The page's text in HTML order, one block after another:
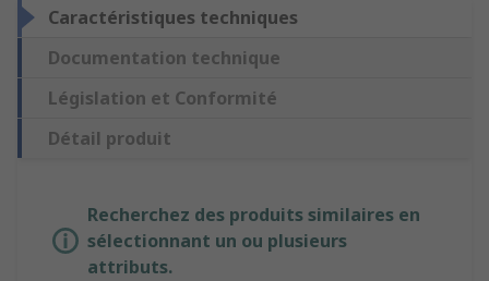
Caractéristiques techniques
Documentation technique
Législation et Conformité
Détail produit
Recherchez des produits similaires en
sélectionnant un ou plusieurs
attributs.